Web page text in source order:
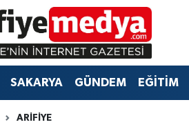
SAKARYA GÜNDEM EĞİTİM
ARİFİYE
Vakitleri
Haritası